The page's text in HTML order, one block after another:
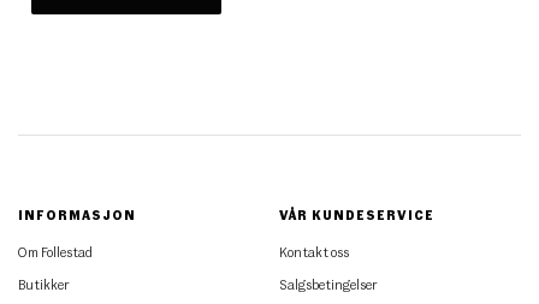
INFORMASJON
Om Follestad
Butikker
VÅR KUNDESERVICE
Kontakt oss
Salgsbetingelser